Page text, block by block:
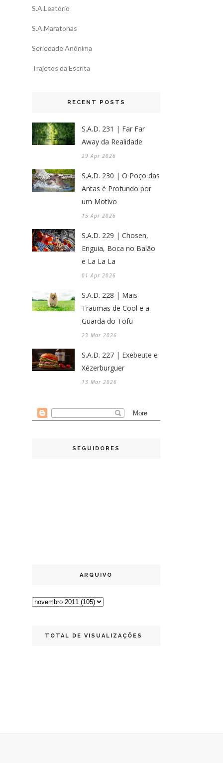
S.A.Leatório
S.A.Maratonas
Seriedade Anônima
Trajetos da Escrita
RECENT POSTS
S.A.D. 231 | Far Far
Away da Realidade
29 Apr 2026
S.A.D. 230 | O Poço das
Antas é Profundo por
um Motivo
15 Apr 2026
S.A.D. 229 | Chosen,
Enguia, Boca no Balão
e La La La
01 Apr 2026
S.A.D. 228 | Mais
Traumas de Cool e a
Guarda do Tofu
23 Mar 2026
S.A.D. 227 | Exebeute e
Xézerburguer
13 Mar 2026
SEGUIDORES
ARQUIVO
TOTAL DE VISUALIZAÇÕES